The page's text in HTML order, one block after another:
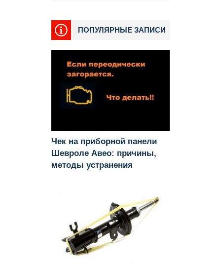
ПОПУЛЯРНЫЕ ЗАПИСИ
Чек на приборной панели
Шевроле Авео: причины,
методы устранения